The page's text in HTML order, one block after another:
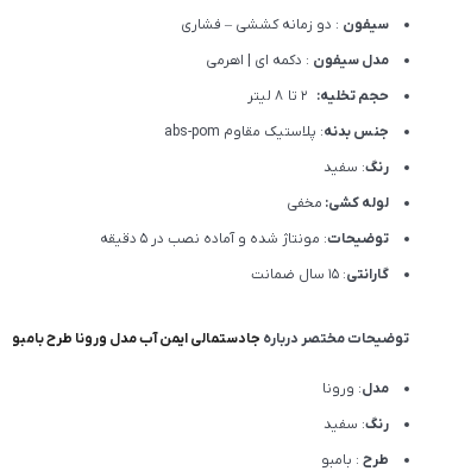
سیفون : دو زمانه کششی – فشاری
مدل سیفون : دکمه ای | اهرمی
حجم تخلیه:
جنس بدنه: پلاستیک مقاوم abs-pom
رنگ: سفید
لوله کشی: مخفی
توضیحات: مونتاژ شده و آماده نصب در 5 دقیقه
گارانتی: 15 سال ضمانت
توضیحات مختصر درباره جادستمالی ایمن آب مدل ورونا طرح بامبو
مدل: ورونا
رنگ: سفید
طرح : بامبو